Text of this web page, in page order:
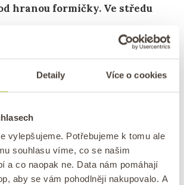
Detaily Více o cookies
vylepšujeme. Potřebujeme k tomu ale
souhlasu víme, co se našim
a co naopak ne. Data nám pomáhají
aby se vám pohodlněji nakupovalo. A
hranou formičky. Ve středu
u nějž ustřihnete špičku.
mnohem rychleji, než
přečuhovat, aby se měl
bude hnízdo stát, k čemu přilepit.